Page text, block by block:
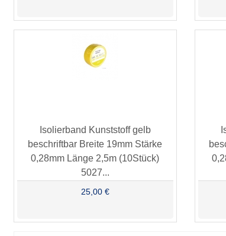
Isolierband Kunststoff gelb
beschriftbar Breite 19mm Stärke
0,28mm Länge 2,5m (10Stück)
5027...
25,00 €